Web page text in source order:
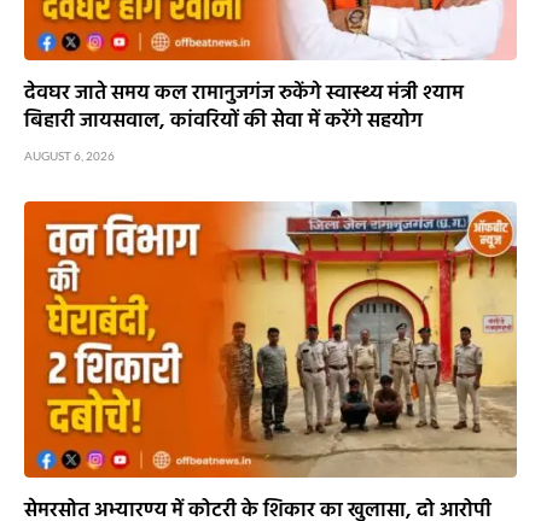
देवघर जाते समय कल रामानुजगंज रुकेंगे स्वास्थ्य मंत्री श्याम
बिहारी जायसवाल, कांवरियों की सेवा में करेंगे सहयोग
AUGUST 6, 2026
सेमरसोत अभ्यारण्य में कोटरी के शिकार का खुलासा, दो आरोपी